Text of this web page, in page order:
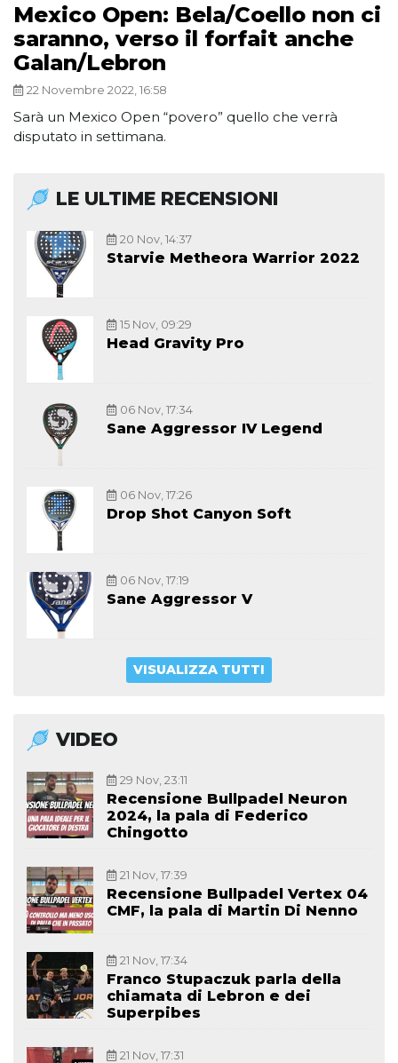
Mexico Open: Bela/Coello non ci
saranno, verso il forfait anche
Galan/Lebron
22 Novembre 2022, 16:58
Sarà un Mexico Open “povero” quello che verrà
disputato in settimana.
LE ULTIME RECENSIONI
20 Nov, 14:37
Starvie Metheora Warrior 2022
15 Nov, 09:29
Head Gravity Pro
06 Nov, 17:34
Sane Aggressor IV Legend
06 Nov, 17:26
Drop Shot Canyon Soft
06 Nov, 17:19
Sane Aggressor V
VISUALIZZA TUTTI
VIDEO
29 Nov, 23:11
Recensione Bullpadel Neuron
2024, la pala di Federico
Chingotto
21 Nov, 17:39
Recensione Bullpadel Vertex 04
CMF, la pala di Martin Di Nenno
21 Nov, 17:34
Franco Stupaczuk parla della
chiamata di Lebron e dei
Superpibes
21 Nov, 17:31